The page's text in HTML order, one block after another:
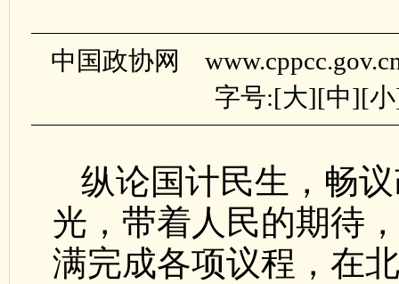
中国政协网
字号:[大][中][小
纵论国计民生，畅
光，带着人民的期待
满完成各项议程，在